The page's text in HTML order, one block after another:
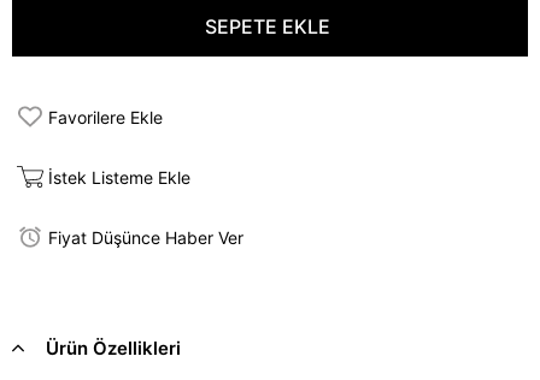
Favorilere Ekle
İstek Listeme Ekle
Fiyat Düşünce Haber Ver
Ürün Özellikleri